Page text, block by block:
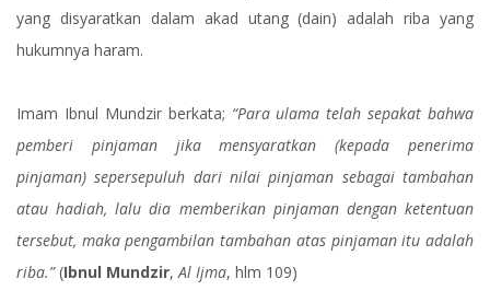
yang disyaratkan dalam akad utang (dain) adalah riba yang
hukumnya haram.
Imam Ibnul Mundzir berkata; “Para ulama telah sepakat bahwa
pemberi pinjaman jika mensyaratkan (kepada penerima
pinjaman) sepersepuluh dari nilai pinjaman sebagai tambahan
atau hadiah, lalu dia memberikan pinjaman dengan ketentuan
tersebut, maka pengambilan tambahan atas pinjaman itu adalah
riba.”(Ibnul Mundzir,Al Ijma, hlm 109)